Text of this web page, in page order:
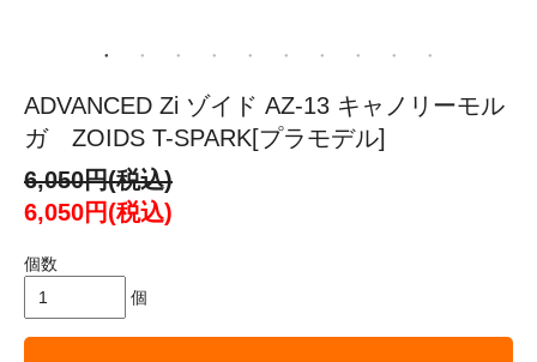
ADVANCED Zi ゾイド AZ-13 キャノリーモル
ガ ZOIDS T-SPARK[プラモデル]
6,050円(税込)
6,050円(税込)
個数
個